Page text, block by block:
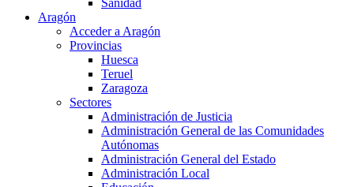
Sanidad
Aragón
Acceder a Aragón
Provincias
Huesca
Teruel
Zaragoza
Sectores
Administración de Justicia
Administración General de las Comunidades
Autónomas
Administración General del Estado
Administración Local